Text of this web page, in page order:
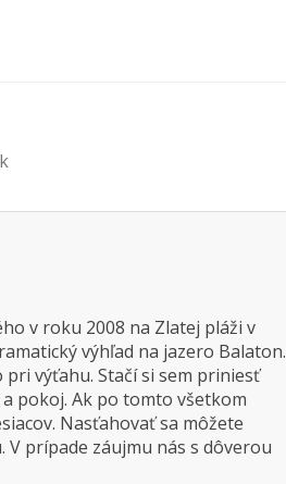
v roku 2008 na Zlatej pláži v
výhľad na jazero Balaton.
výťahu. Stačí si sem priniesť
pokoj. Ak po tomto všetkom
Nasťahovať sa môžete
prípade záujmu nás s dôverou